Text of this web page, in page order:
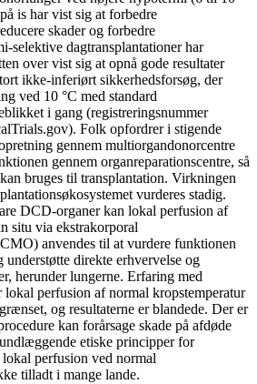
is har vist sig at forbedre
skader og forbedre
selektive dagtransplantationer har
over vist sig at opnå gode resultater
ikke-inferiørt sikkerhedsforsøg, der
ved 10 °C med standard
i gang (registreringsnummer
Folk opfordrer i stigende
gennem multiorgandonorcentre
gennem organreparationscentre, så
bruges til transplantation. Virkningen
vurderes stadig.
DCD-organer kan lokal perfusion af
situ via ekstrakorporal
anvendes til at vurdere funktionen
understøtte direkte erhvervelse og
herunder lungerne. Erfaring med
lokal perfusion af normal kropstemperatur
og resultaterne er blandede. Der er
kan forårsage skade på afdøde
etiske principper for
perfusion ved normal
tilladt i mange lande.